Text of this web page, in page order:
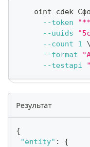
oint cdek
--token
--uuids
--count
1
\
--format
--testapi
Результат
{
"entity" :
{